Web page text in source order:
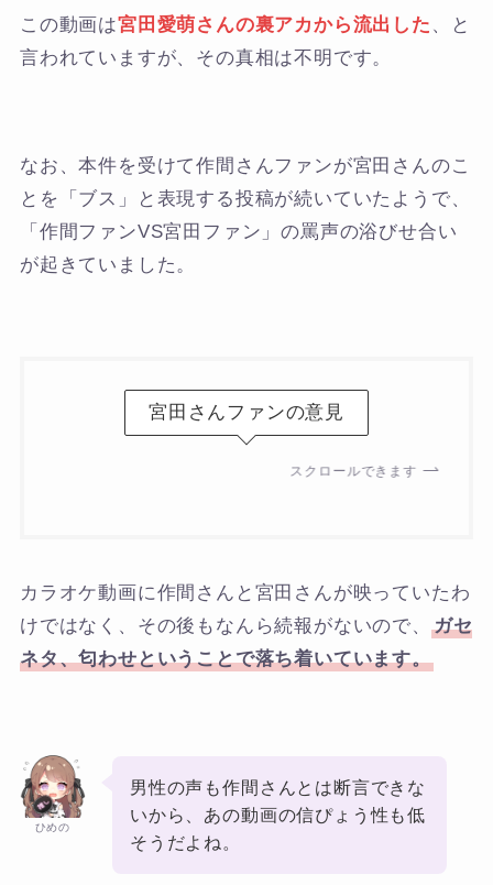
この動画は宮田愛萌さんの裏アカから流出した 、と
言われていますが、その真相は不明です。
なお、本件を受けて作間さんファンが宮田さんのこ
とを「ブス」と表現する投稿が続いていたようで、
「作間ファンVS宮田ファン」の罵声の浴びせ合い
が起きていました。
宮田さんファンの意見
スクロールできます
カラオケ動画に作間さんと宮田さんが映っていたわ
けではなく、その後もなんら続報がないので、
ガセ
ネタ、匂わせということで落ち着いています。
ひめの
男性の声も作間さんとは断言できな
いから、あの動画の信ぴょう性も低
そうだよね。